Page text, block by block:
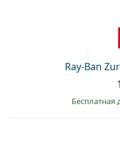
Ray-Ban
Бесплатная